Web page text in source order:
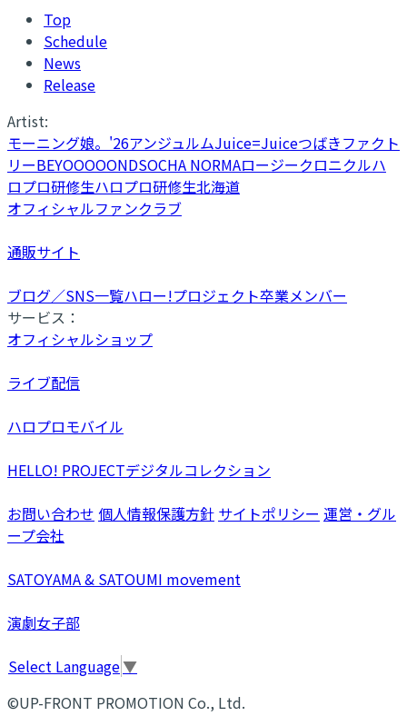
Top
Schedule
News
Release
Artist:
モーニング娘。'26アンジュルムJuice=Juiceつばきファクト
リーBEYOOOOONDSOCHA NORMAロージークロニクルハ
ロプロ研修生ハロプロ研修生北海道
オフィシャルファンクラブ
通販サイト
ブログ／SNS一覧ハロー!プロジェクト卒業メンバー
サービス：
オフィシャルショップ
ライブ配信
ハロプロモバイル
HELLO! PROJECTデジタルコレクション
お問い合わせ 個人情報保護方針 サイトポリシー 運営・グル
ープ会社
SATOYAMA & SATOUMI movement
演劇女子部
Select Language▼
©UP-FRONT PROMOTION Co., Ltd.